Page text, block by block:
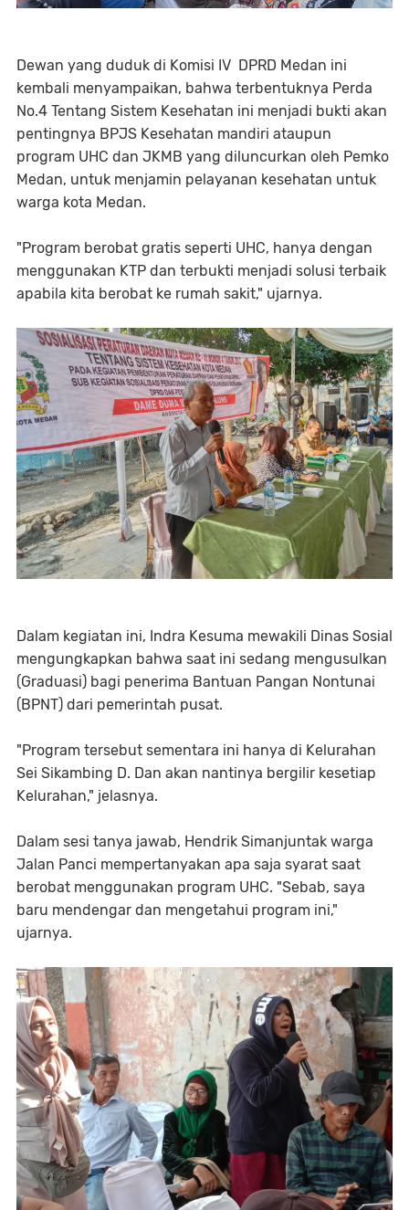
Dewan yang duduk di Komisi IV DPRD Medan ini
kembali menyampaikan, bahwa terbentuknya Perda
No.4 Tentang Sistem Kesehatan ini menjadi bukti akan
pentingnya BPJS Kesehatan mandiri ataupun
program UHC dan JKMB yang diluncurkan oleh Pemko
Medan, untuk menjamin pelayanan kesehatan untuk
warga kota Medan.
"Program berobat gratis seperti UHC, hanya dengan
menggunakan KTP dan terbukti menjadi solusi terbaik
apabila kita berobat ke rumah sakit," ujarnya.
Dalam kegiatan ini, Indra Kesuma mewakili Dinas Sosial
mengungkapkan bahwa saat ini sedang mengusulkan
(Graduasi) bagi penerima Bantuan Pangan Nontunai
(BPNT) dari pemerintah pusat.
"Program tersebut sementara ini hanya di Kelurahan
Sei Sikambing D. Dan akan nantinya bergilir kesetiap
Kelurahan," jelasnya.
Dalam sesi tanya jawab, Hendrik Simanjuntak warga
Jalan Panci mempertanyakan apa saja syarat saat
berobat menggunakan program UHC. "Sebab, saya
baru mendengar dan mengetahui program ini,"
ujarnya.